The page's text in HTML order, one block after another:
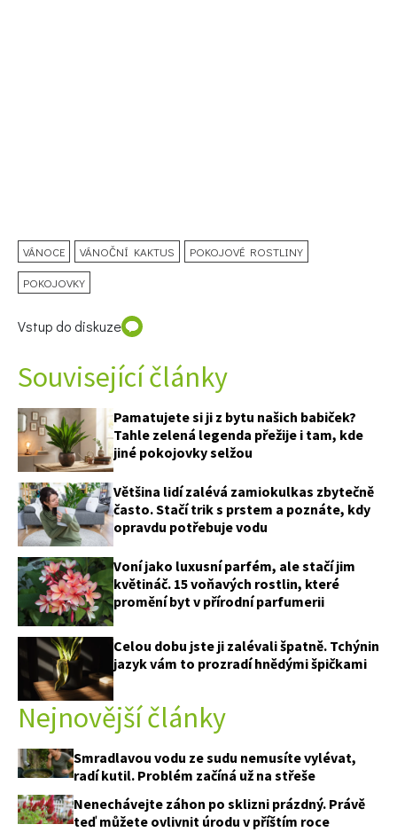
VÁNOCE VÁNOČNÍ KAKTUS POKOJOVÉ ROSTLINY
POKOJOVKY
Vstup do diskuze
Související články
Pamatujete si ji z bytu našich babiček?
Tahle zelená legenda přežije i tam, kde
jiné pokojovky selžou
Většina lidí zalévá zamiokulkas zbytečně
často. Stačí trik s prstem a poznáte, kdy
opravdu potřebuje vodu
Voní jako luxusní parfém, ale stačí jim
květináč. 15 voňavých rostlin, které
promění byt v přírodní parfumerii
Celou dobu jste ji zalévali špatně. Tchýnin
jazyk vám to prozradí hnědými špičkami
Nejnovější články
Smradlavou vodu ze sudu nemusíte vylévat,
radí kutil. Problém začíná už na střeše
Nenechávejte záhon po sklizni prázdný. Právě
teď můžete ovlivnit úrodu v příštím roce